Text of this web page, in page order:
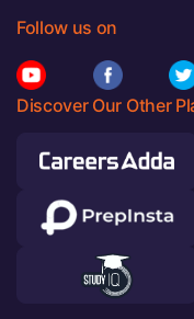
Follow us on
Discover Our Other